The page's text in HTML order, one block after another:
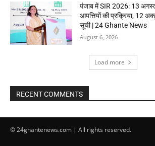
पंजाब में SIR 2026: 13
आपत्तियों की प्रक्रिया, 12
सूची | 24 Ghante News
August 6, 2026
Load more
RECENT COMMENTS
© 24ghantenews.com | All rights reserved.